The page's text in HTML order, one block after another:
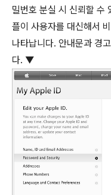
밀번호 분실 시 신뢰할 수
플이 사용자를 대신해서
나타납니다. 안내문과 경
다. ▼